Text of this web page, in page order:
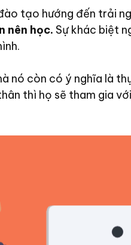
tạo hướng đến trải
nên học. Sự khác biệt
nó còn có ý nghĩa là
thì họ sẽ tham gia